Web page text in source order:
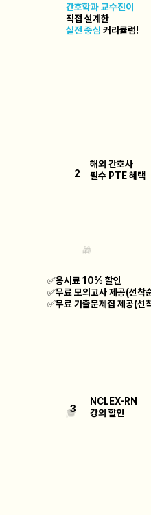
간호학과 교수진이
​직접 설계한
실전 중심 커리큘럼!
3
🎓
NCLEX-RN
​강의 할인
2
​🎁
​해외 간호사
필수 PTE 혜택
✅응시료 10% 할인
✅무료 모의고사 제공(선착
✅무료 기출문제집 제공(선